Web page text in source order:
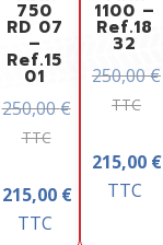
750
RD 07
–
Ref.15
01
250,00€
TTC
215,00 €
TTC
1100 –
Ref.18
32
250,00€
TTC
215,00 €
TTC